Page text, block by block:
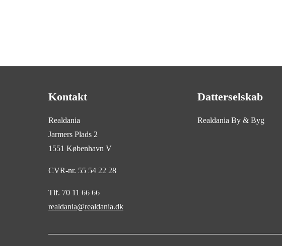
Kontakt
Realdania
Jarmers Plads 2
1551 København V
CVR-nr. 55 54 22 28
Tlf. 70 11 66 66
realdania@realdania.dk
Datterselskab
Realdania By & Byg